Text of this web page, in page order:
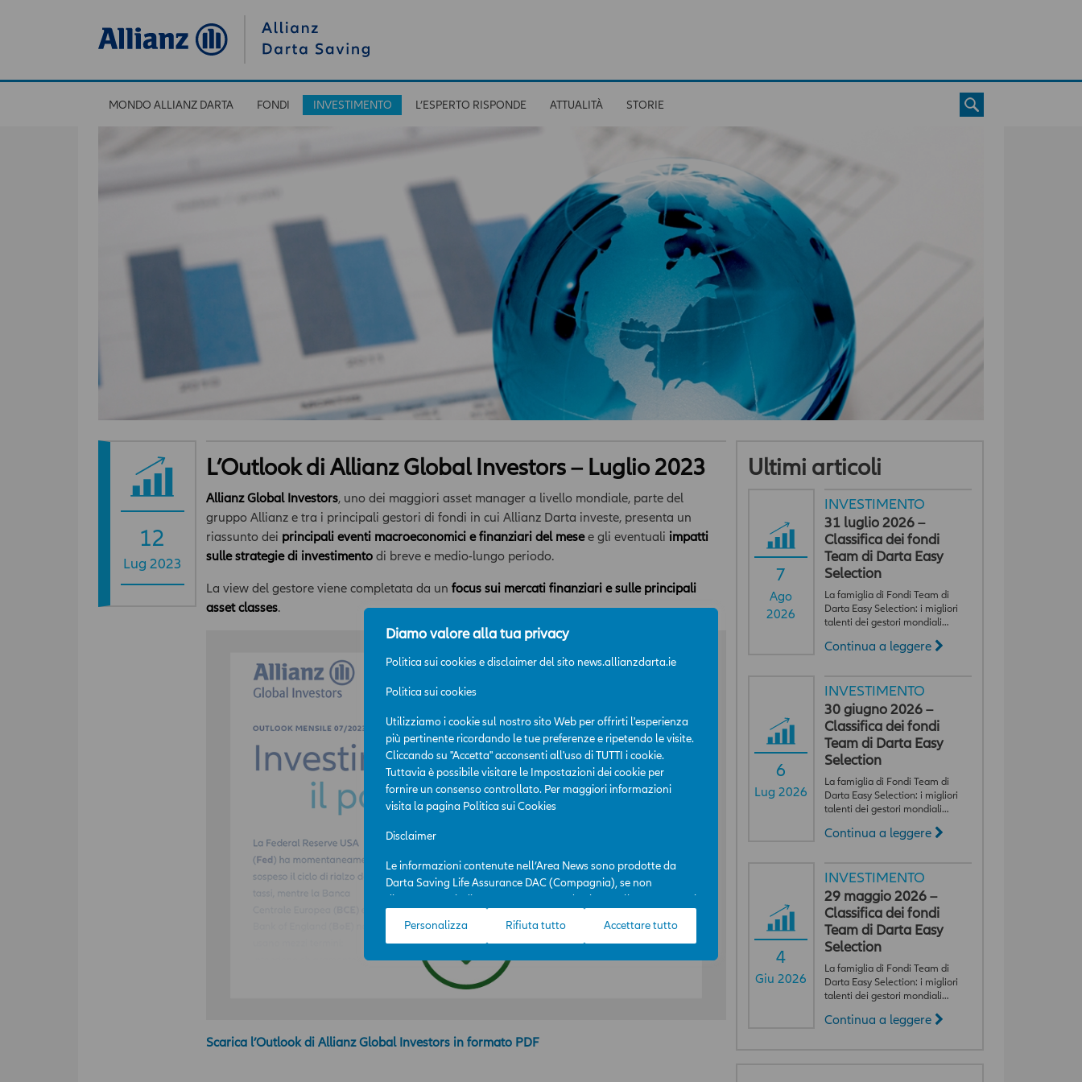
Diamo valore alla tua privacy
Politica sui cookies e disclaimer del sito news.allianzdarta.ie
Politica sui cookies
Utilizziamo i cookie sul nostro sito Web per offrirti l'esperienza
più pertinente ricordando le tue preferenze e ripetendo le visite.
Cliccando su "Accetta" acconsenti all'uso di TUTTI i cookie.
Tuttavia è possibile visitare le Impostazioni dei cookie per
fornire un consenso controllato. Per maggiori informazioni
visita la pagina Politica sui Cookies
Disclaimer
Le informazioni contenute nell’Area News sono prodotte da
Darta Saving Life Assurance DAC (Compagnia), se non
diversamente indicato. L’Area News è destinata all’uso per scopi
all’Area News e l’utilizzo delle informazioni in essa contenute
Compagnia potrà, in qualunque momento, a propria
discrezione e con efficacia immediata, modificare i contenuti e
o definitivamente, l’accesso ai contenuti dell’Area, senza
Personalizza Rifiuta tutto Accettare tutto
MONDO ALLIANZ DARTA FONDI INVESTIMENTO L’ESPERTO RISPONDE ATTUALITÀ STORIE
12
Lug 2023
L’Outlook di Allianz Global Investors – Luglio 2023
Allianz Global Investors, uno dei maggiori asset manager a livello mondiale, parte del
gruppo Allianz e tra i principali gestori di fondi in cui Allianz Darta investe, presenta un
riassunto dei principali eventi macroeconomici e finanziari del mesee gli eventuali impatti
sulle strategie di investimento di breve e medio-lungo periodo.
La view del gestore viene completata da un focus sui mercati finanziari e sulle principali
asset classes.
Scarica l’Outlook di Allianz Global Investors in formato PDF
Ultimi articoli
7
Ago
2026
INVESTIMENTO
31 luglio 2026 –
Classifica dei fondi
Team di Darta Easy
Selection
La famiglia di Fondi Team di
Darta Easy Selection: i migliori
talenti dei gestori mondiali…
Continua a leggere
6
Lug 2026
INVESTIMENTO
30 giugno 2026 –
Classifica dei fondi
Team di Darta Easy
Selection
La famiglia di Fondi Team di
Darta Easy Selection: i migliori
talenti dei gestori mondiali…
Continua a leggere
4
Giu 2026
INVESTIMENTO
29 maggio 2026 –
Classifica dei fondi
Team di Darta Easy
Selection
La famiglia di Fondi Team di
Darta Easy Selection: i migliori
talenti dei gestori mondiali…
Continua a leggere